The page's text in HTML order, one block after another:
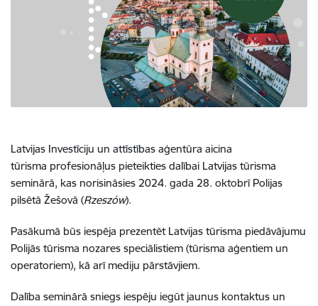
Latvijas Investīciju un attīstības aģentūra aicina
tūrisma profesionāļus pieteikties dalībai Latvijas tūrisma
seminārā, kas norisināsies 2024. gada 28. oktobrī Polijas
pilsētā Žešovā (Rzeszów).
Pasākumā būs iespēja prezentēt Latvijas tūrisma piedāvājumu
Polijās tūrisma nozares speciālistiem (tūrisma aģentiem un
operatoriem), kā arī mediju pārstāvjiem.
Dalība seminārā sniegs iespēju iegūt jaunus kontaktus un